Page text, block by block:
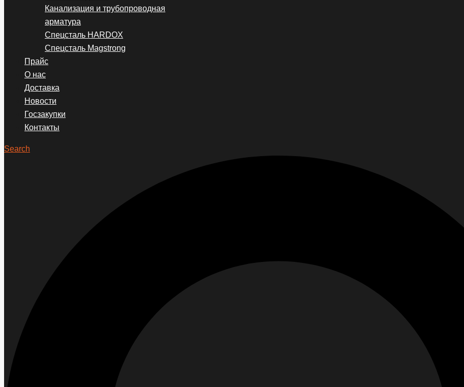
Канализация и трубопроводная
арматура
Спецсталь HARDOX
Спецсталь Magstrong
Прайс
О нас
Доставка
Новости
Госзакупки
Контакты
Search